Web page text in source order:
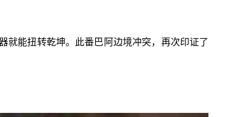
能扭转乾坤。此番巴阿边境冲突，再次印证了